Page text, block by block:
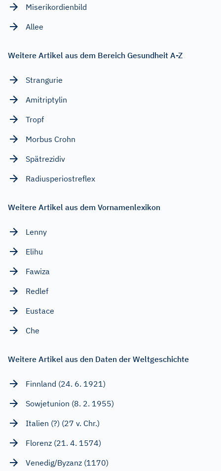
Miserikordienbild
Allee
Weitere Artikel aus dem Bereich Gesundheit A-Z
Strangurie
Amitriptylin
Tropf
Morbus Crohn
Spätrezidiv
Radiusperiostreflex
Weitere Artikel aus dem Vornamenlexikon
Lenny
Elihu
Fawiza
Redlef
Eustace
Che
Weitere Artikel aus den Daten der Weltgeschichte
Finnland (24. 6. 1921)
Sowjetunion (8. 2. 1955)
Italien (?) (27 v. Chr.)
Florenz (21. 4. 1574)
Venedig/Byzanz (1170)